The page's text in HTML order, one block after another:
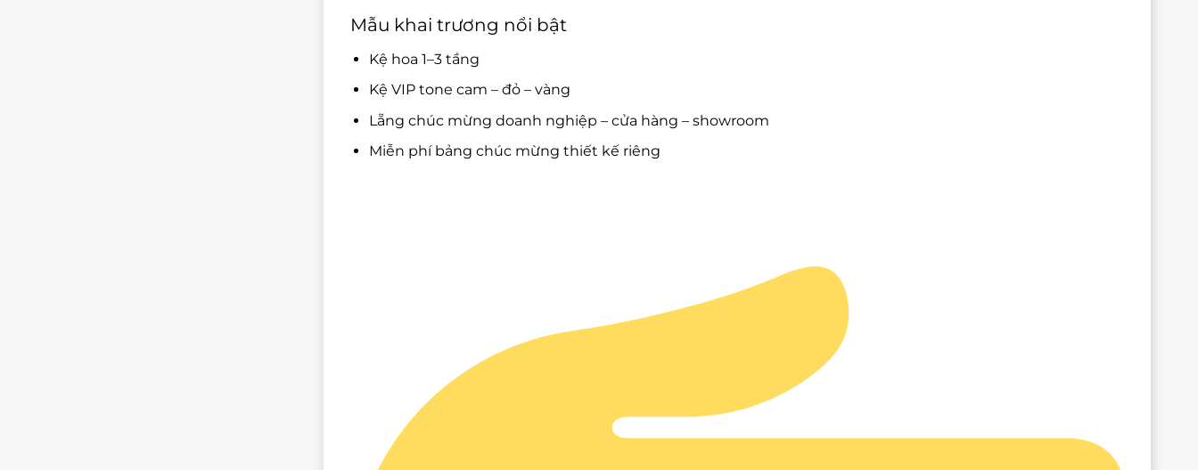
Mẫu khai trương nổi bật
Kệ hoa 1–3 tầng
Kệ VIP tone cam – đỏ – vàng
Lẵng chúc mừng doanh nghiệp – cửa hàng – showroom
Miễn phí bảng chúc mừng thiết kế riêng